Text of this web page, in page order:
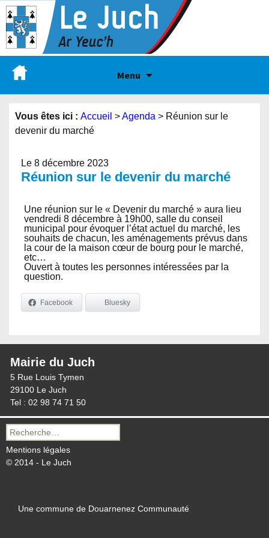
Menu
Vous êtes ici : Accueil >Agenda > Réunion sur le
devenir du marché
Le 8 décembre 2023
Réunion sur le devenir du marché
Une réunion sur le « Devenir du marché » aura lieu
vendredi 8 décembre à 19h00, salle du conseil
municipal pour évoquer l’état actuel du marché, les
souhaits de chacun, les aménagements prévus dans
la cour de la maison cœur de bourg pour le marché,
etc…
Ouvert à toutes les personnes intéressées par la
question.
Facebook Bluesky
Mairie du Juch
5 Rue Louis Tymen
29100 Le Juch
Tel : 02 98 74 71 50
Recherche
pour :
Mentions légales
© 2014 - Le Juch
Une commune de Douarnenez Communauté